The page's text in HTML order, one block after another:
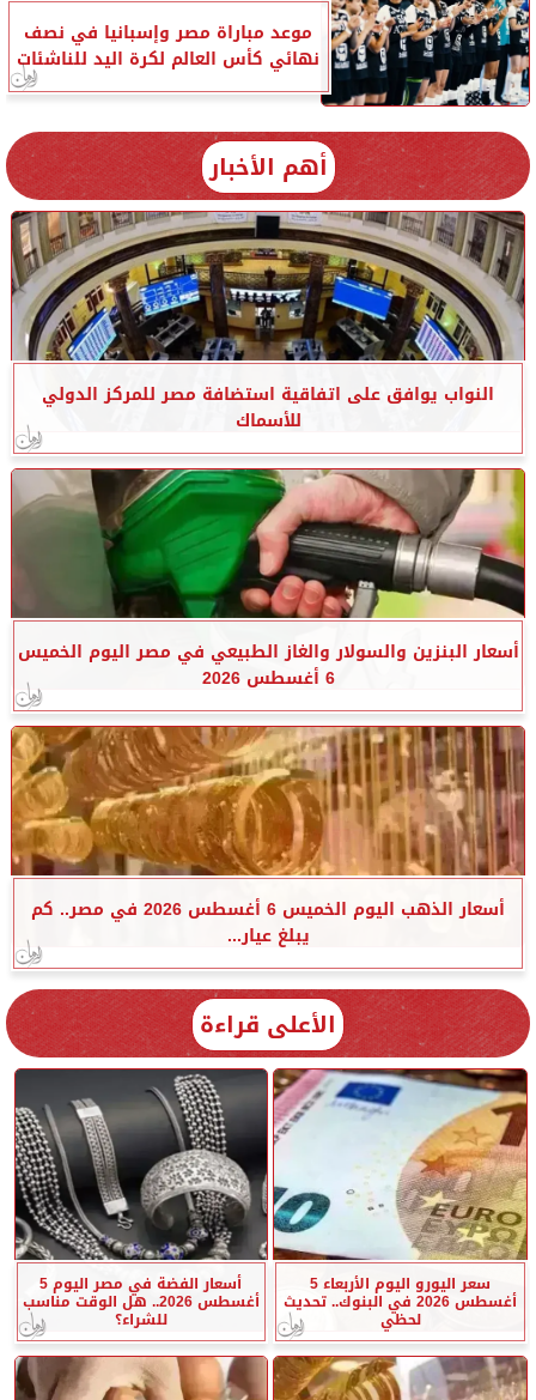
موعد مباراة مصر وإسبانيا في نصف
نهائي كأس العالم لكرة اليد للناشئات
أهم الأخبار
النواب يوافق على اتفاقية استضافة مصر للمركز الدولي
للأسماك
أسعار البنزين والسولار والغاز الطبيعي في مصر اليوم الخميس
6 أغسطس 2026
أسعار الذهب اليوم الخميس 6 أغسطس 2026 في مصر.. كم
يبلغ عيار...
الأعلى قراءة
سعر اليورو اليوم الأربعاء 5
أغسطس 2026 في البنوك.. تحديث
لحظي
أسعار الفضة في مصر اليوم 5
أغسطس 2026.. هل الوقت مناسب
للشراء؟